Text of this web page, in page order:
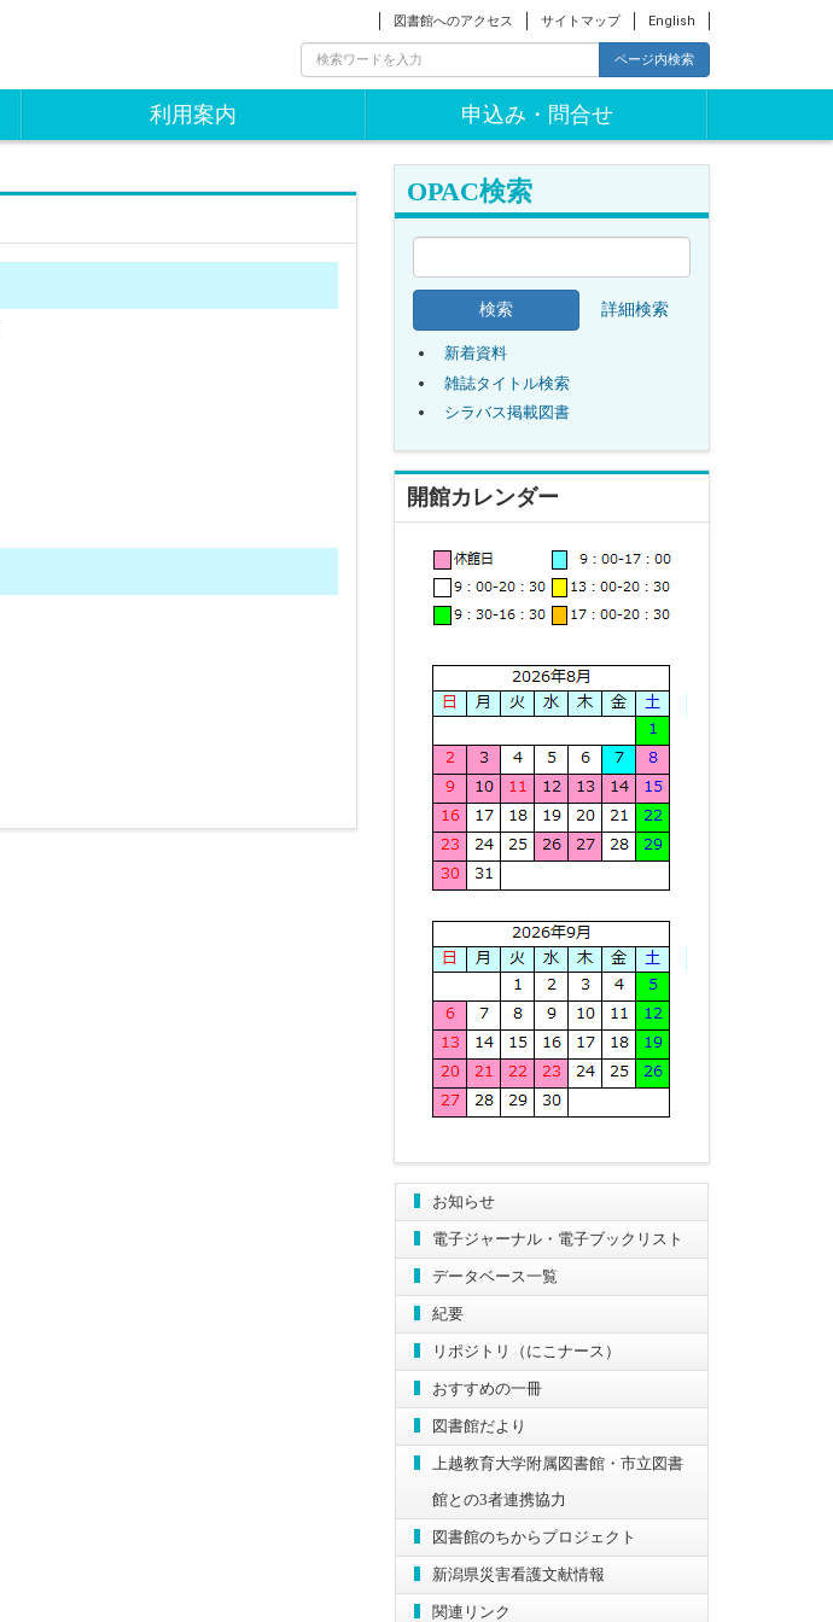
図書館へのアクセス サイトマップ English
ページ内検索
利用案内 申込み・問合せ
OPAC検索
詳細検索
新着資料
雑誌タイトル検索
シラバス掲載図書
開館カレンダー
お知らせ
電子ジャーナル・電子ブックリスト
データベース一覧
紀要
リポジトリ（にこナース）
おすすめの一冊
図書館だより
上越教育大学附属図書館・市立図書
館との3者連携協力
図書館のちからプロジェクト
新潟県災害看護文献情報
関連リンク